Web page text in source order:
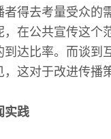
者得去考量受众的
，在公共宣传这个
到达比率。而谈到
这对于改进传播
实践